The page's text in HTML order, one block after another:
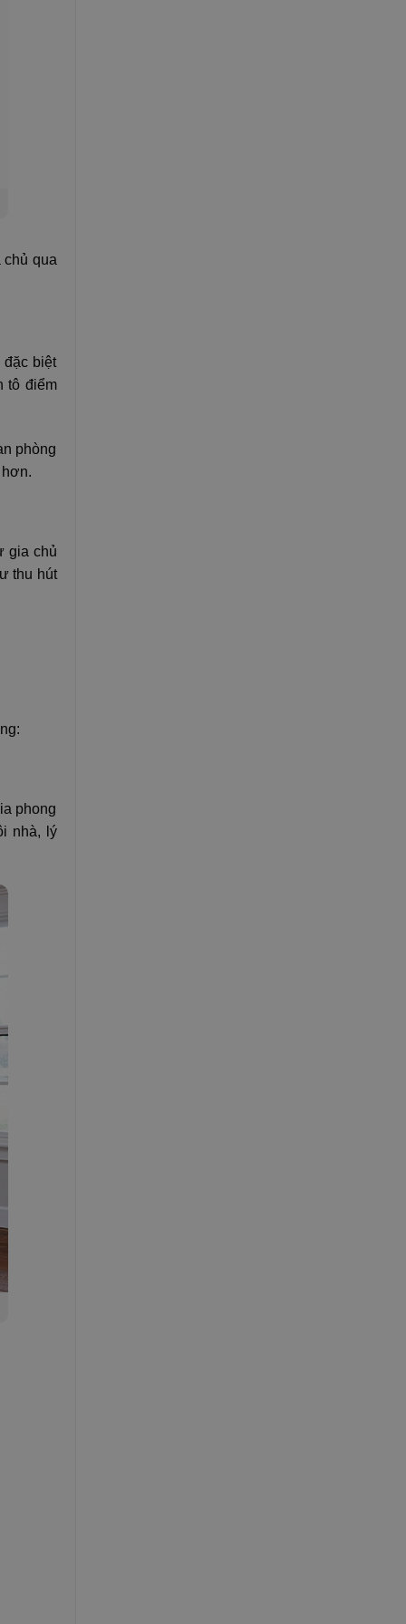
chủ qua
đặc biệt
tô điểm
phòng
gia chủ
thu hút
phong
nhà, lý